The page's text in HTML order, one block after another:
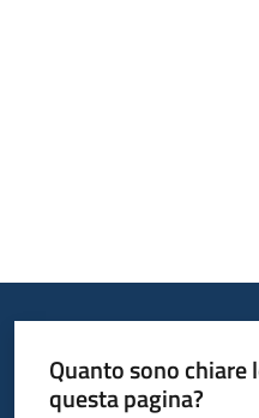
sicurezza
stradale
Quanto sono
questa pagina?